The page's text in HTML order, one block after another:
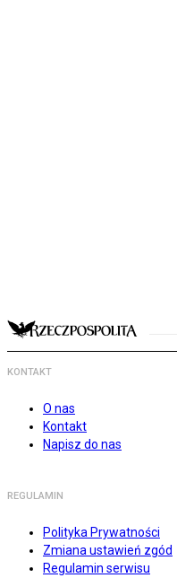
KONTAKT
O nas
Kontakt
Napisz do nas
REGULAMIN
Polityka Prywatności
Zmiana ustawień zgód
Regulamin serwisu